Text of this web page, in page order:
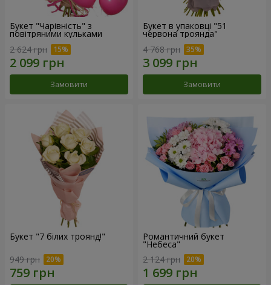
Букет "Чарівність" з
повітряними кульками
2 624 грн
Замовити
Букет в упаковці "51
червона троянда"
4 768 грн
Замовити
Букет "7 білих троянд!"
949 грн
Романтичний букет
"Небеса"
2 124 грн